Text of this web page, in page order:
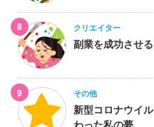
8 クリエイター
副業を成功させる
9 その他
新型コロナウイ